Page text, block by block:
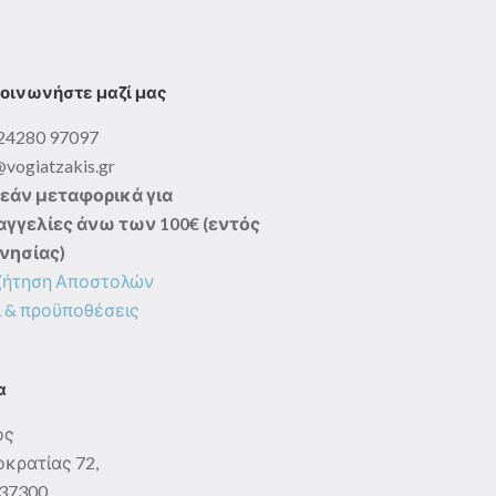
μαζί μας
97097
μεταφορικά για
άνω των 100€ (εντός
Αποστολών
& προϋποθέσεις
72,